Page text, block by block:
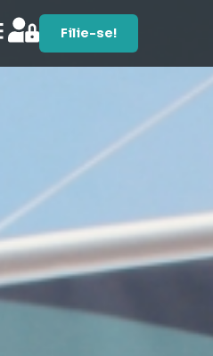
Filie-se!